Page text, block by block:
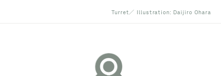
Turret／ Illustration: Daijiro Ohara